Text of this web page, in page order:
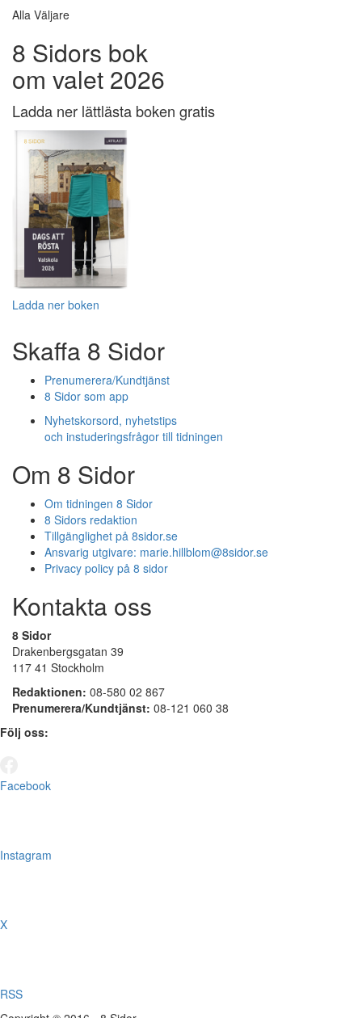
Alla Väljare
8 Sidors bok
om valet 2026
Ladda ner lättlästa boken gratis
Ladda ner boken
Skaffa 8 Sidor
Prenumerera/Kundtjänst
8 Sidor som app
Nyhetskorsord, nyhetstips
och instuderingsfrågor till tidningen
Om 8 Sidor
Om tidningen 8 Sidor
8 Sidors redaktion
Tillgänglighet på 8sidor.se
Ansvarig utgivare: marie.hillblom@8sidor.se
Privacy policy på 8 sidor
Kontakta oss
8 Sidor
Drakenbergsgatan 39
117 41 Stockholm
Redaktionen: 08-580 02 867
Prenumerera/Kundtjänst: 08-121 060 38
Följ oss:
Facebook
Instagram
X
RSS